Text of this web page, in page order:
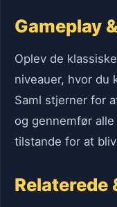
Gameplay
Oplev de
niveauer, hvor du
Saml stjerner for
og gennemfør
tilstande for at
Relaterede